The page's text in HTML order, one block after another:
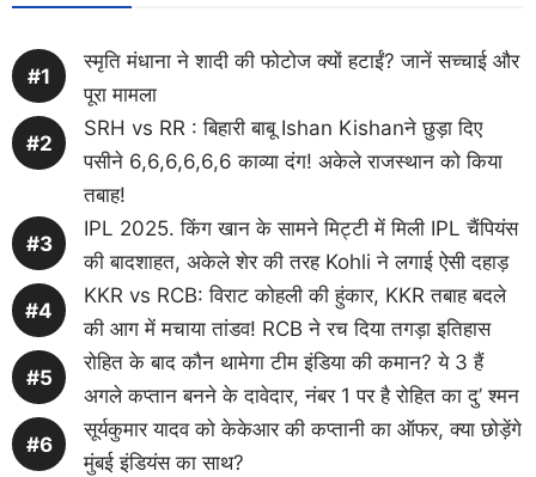
स्मृति मंधाना ने शादी की फोटोज क्यों हटाईं? जानें सच्चाई और
पूरा मामला
SRH vs RR : बिहारी बाबू Ishan Kishanने छुड़ा दिए
पसीने 6,6,6,6,6,6 काव्या दंग! अकेले राजस्थान को किया
तबाह!
IPL 2025. किंग खान के सामने मिट्टी में मिली IPL चैंपियंस
की बादशाहत, अकेले शेर की तरह Kohli ने लगाई ऐसी दहाड़
KKR vs RCB: विराट कोहली की हुंकार, KKR तबाह बदले
की आग में मचाया तांडव! RCB ने रच दिया तगड़ा इतिहास
रोहित के बाद कौन थामेगा टीम इंडिया की कमान? ये 3 हैं
अगले कप्तान बनने के दावेदार, नंबर 1 पर है रोहित का दु’ श्मन
सूर्यकुमार यादव को केकेआर की कप्तानी का ऑफर, क्या छोड़ेंगे
मुंबई इंडियंस का साथ?